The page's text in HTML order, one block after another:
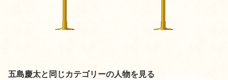
五島慶太と同じカテゴリーの人物を見る